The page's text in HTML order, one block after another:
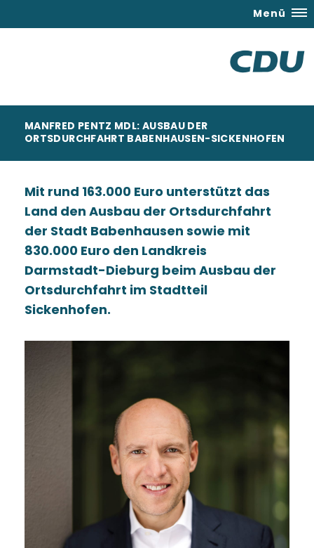
Menü
MANFRED PENTZ MDL: AUSBAU DER
ORTSDURCHFAHRT BABENHAUSEN-SICKENHOFEN
Mit rund 163.000 Euro unterstützt das
Land den Ausbau der Ortsdurchfahrt
der Stadt Babenhausen sowie mit
830.000 Euro den Landkreis
Darmstadt-Dieburg beim Ausbau der
Ortsdurchfahrt im Stadtteil
Sickenhofen.